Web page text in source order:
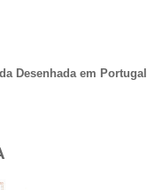
Desenhada em Portugal